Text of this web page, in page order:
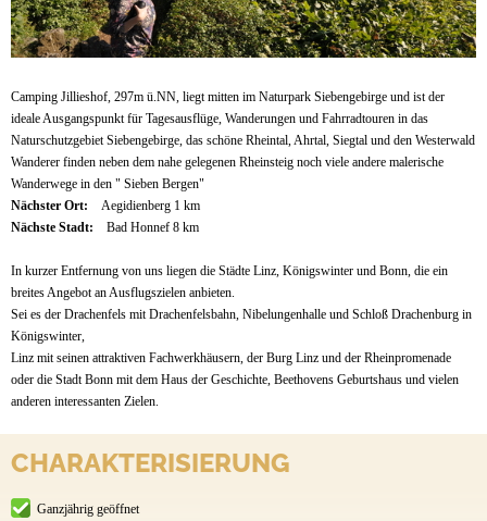
Camping Jillieshof, 297m ü.NN, liegt mitten im Naturpark Siebengebirge und ist der
ideale Ausgangspunkt für Tagesausflüge, Wanderungen und Fahrradtouren in das
Naturschutzgebiet Siebengebirge, das schöne Rheintal, Ahrtal, Siegtal und den Westerwald
Wanderer finden neben dem nahe gelegenen Rheinsteig noch viele andere malerische
Wanderwege in den " Sieben Bergen"
Nächster Ort:
Aegidienberg 1 km
Nächste Stadt:
Bad Honnef 8 km
In kurzer Entfernung von uns liegen die Städte Linz, Königswinter und Bonn, die ein
breites Angebot an Ausflugszielen anbieten.
Sei es der Drachenfels mit Drachenfelsbahn, Nibelungenhalle und Schloß Drachenburg in
Königswinter,
Linz mit seinen attraktiven Fachwerkhäusern, der Burg Linz und der Rheinpromenade
oder die Stadt Bonn mit dem Haus der Geschichte, Beethovens Geburtshaus und vielen
anderen interessanten Zielen.
CHARAKTERISIERUNG
Ganzjährig geöffnet